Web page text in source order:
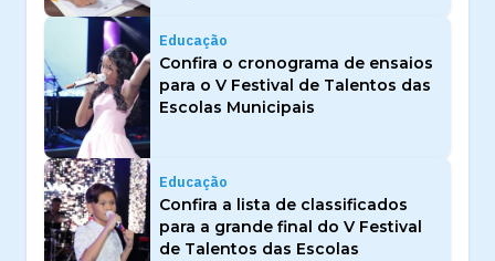
Educação
Confira o cronograma de ensaios
para o V Festival de Talentos das
Escolas Municipais
Educação
Confira a lista de classificados
para a grande final do V Festival
de Talentos das Escolas